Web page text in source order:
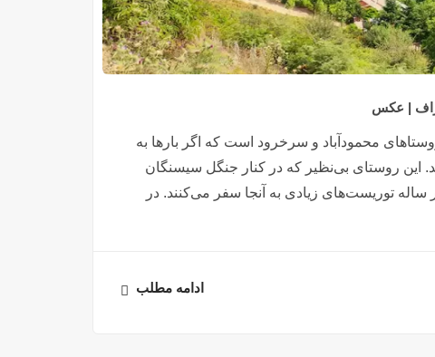
| عکس
محمودآباد و سرخرود است که اگر بارها به
این روستای بی‌نظیر که در کنار جنگل سیسنگان
توریست‌های زیادی به آنجا سفر می‌کنند. در
ادامه مطلب